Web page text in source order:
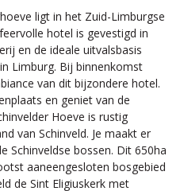
ligt in het Zuid-Limburgse
hotel is gevestigd in
en de ideale uitvalsbasis
Limburg. Bij binnenkomst
van dit bijzondere hotel.
en geniet van de
Hoeve is rustig
van Schinveld. Je maakt er
Schinveldse bossen. Dit 650ha
aaneengesloten bosgebied
de Sint Eligiuskerk met